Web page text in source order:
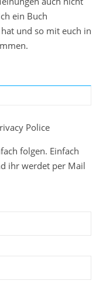
ein Buch
und so mit euch in
Police
folgen. Einfach
ihr werdet per Mail